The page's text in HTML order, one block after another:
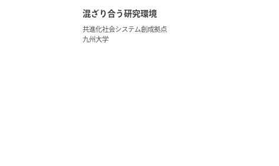
混ざり合う研究環境
共進化社会システム創成拠点
九州大学